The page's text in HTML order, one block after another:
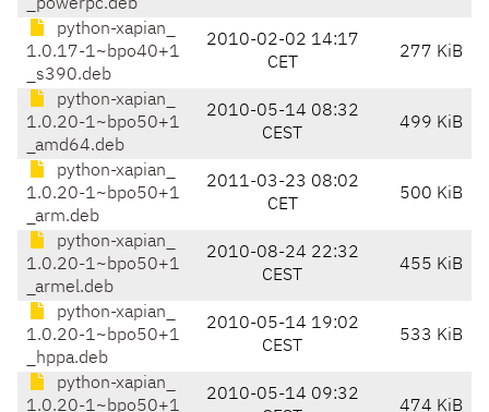
_powerpc.deb
python-xapian_
1.0.17-1~bpo40+1
_s390.deb
2010-02-02 14:17
CET
277 KiB
python-xapian_
1.0.20-1~bpo50+1
_amd64.deb
2010-05-14 08:32
CEST
499 KiB
python-xapian_
1.0.20-1~bpo50+1
_arm.deb
2011-03-23 08:02
CET
500 KiB
python-xapian_
1.0.20-1~bpo50+1
_armel.deb
2010-08-24 22:32
CEST
455 KiB
python-xapian_
1.0.20-1~bpo50+1
_hppa.deb
2010-05-14 19:02
CEST
533 KiB
python-xapian_
1.0.20-1~bpo50+1
2010-05-14 09:32
474 KiB